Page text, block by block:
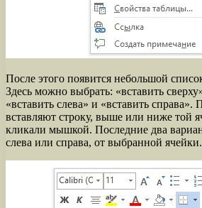
После этого появится небольшой
Здесь можно выбрать: «вставить
«вставить слева» и «вставить справа».
вставляют строку, выше или ниже той
кликали мышкой. Последние два
слева или справа, от выбранной ячейки.